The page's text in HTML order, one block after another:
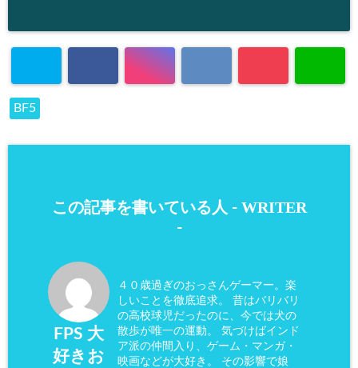
BF5
この記事を書いている人 - WRITER
-
FPS 大
好きお
４０歳過ぎのおっさんゲーマー。楽
しいことを徹底追求。 昔はバリバリ
の高校球児だったのに、今では犬の
散歩が唯一の運動。 気づけばインド
ア派の仲間入り、ゲーム・マンガ・
映画などが大好き。 その影響で娘